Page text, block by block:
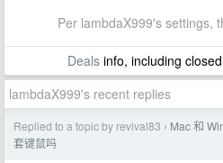
Per lambdaX999's settings,
Dealsinfo, including
lambdaX999's recent replies
Replied to a topic by revival83 › Mac 和
套键鼠吗